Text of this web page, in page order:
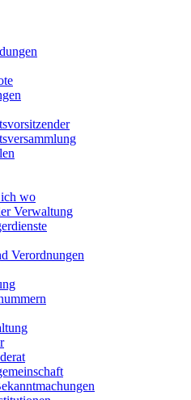
ich wo
Verwaltung
Verordnungen